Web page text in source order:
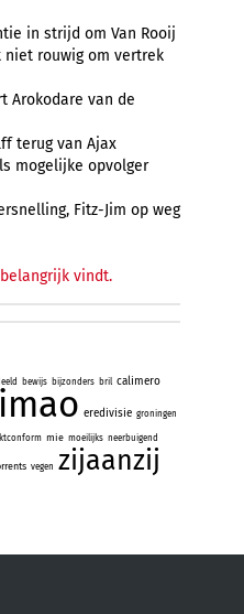
in strijd om Van Rooij
rouwig om vertrek
Arokodare van de
terug van Ajax
mogelijke opvolger
Fitz-Jim op weg
vindt.
bewijs bijzonders bril calimero
eredivisie groningen
mie moeilijks neerbuigend
vegen zijaanzij